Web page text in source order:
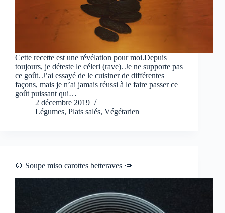
Cette recette est une révélation pour moi.Depuis
toujours, je déteste le céleri (rave). Je ne supporte pas
ce goût. J’ai essayé de le cuisiner de différentes
façons, mais je n’ai jamais réussi à le faire passer ce
goût puissant qui…
2 décembre 2019
Légumes, Plats salés, Végétarien
🍲 Soupe miso carottes betteraves 🥕